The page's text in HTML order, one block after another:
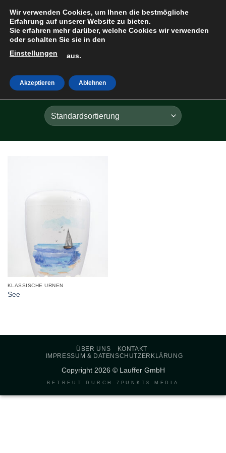
Inhalt
springen
HOME
FILTER
KLASSISCHE URNEN
See
ÜBER UNS
KONTAKT
IMPRESSUM & DATENSCHUTZERKLÄRUNG
Copyright 2026 © Lauffer GmbH
BETREUT DURCH 7PUNKT8 MEDIA
Wir verwenden Cookies, um Ihnen die bestmögliche
Erfahrung auf unserer Website zu bieten.
Sie erfahren mehr darüber, welche Cookies wir verwenden
oder schalten Sie sie in den
Einstellungen
aus.
Akzeptieren Ablehnen